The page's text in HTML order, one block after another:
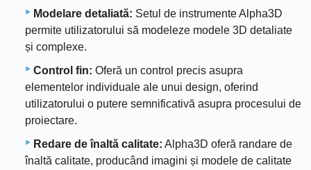
Modelare detaliată: Setul de instrumente Alpha3D
permite utilizatorului să modeleze modele 3D detaliate
și complexe.
Control fin: Oferă un control precis asupra
elementelor individuale ale unui design, oferind
utilizatorului o putere semnificativă asupra procesului de
proiectare.
Redare de înaltă calitate: Alpha3D oferă randare de
înaltă calitate, producând imagini și modele de calitate